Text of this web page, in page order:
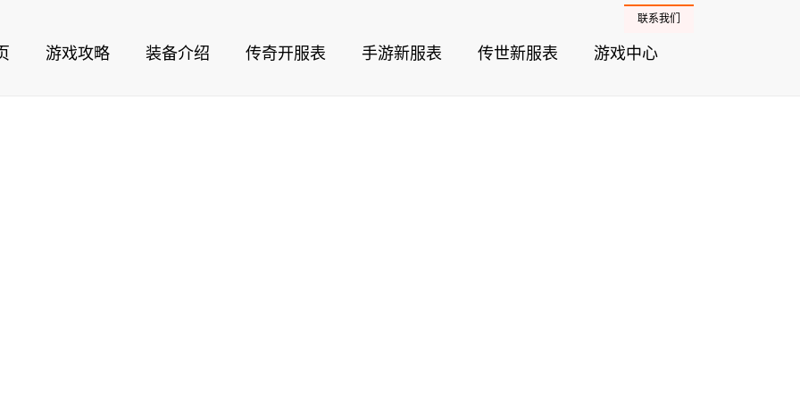
游戏攻略 装备介绍 传奇开服表 手游新服表 传世新服表 游戏中心
联系我们